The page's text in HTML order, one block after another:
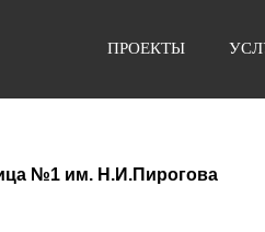
ПРОЕКТЫ
№1 им. Н.И.Пирогова